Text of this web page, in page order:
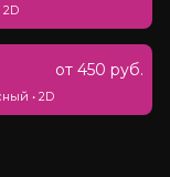
2D
от 450 руб.
• 2D